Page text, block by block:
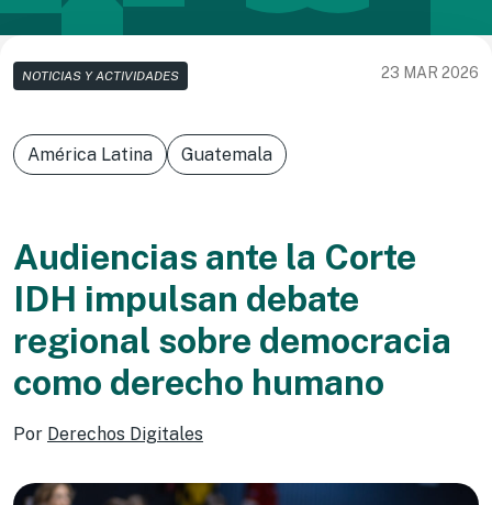
NOTICIAS Y ACTIVIDADES 23 MAR 2026
América Latina Guatemala
Audiencias ante la Corte
IDH impulsan debate
regional sobre democracia
como derecho humano
Por Derechos Digitales